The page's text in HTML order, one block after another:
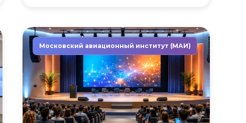
Московский авиационный институт (МАИ)